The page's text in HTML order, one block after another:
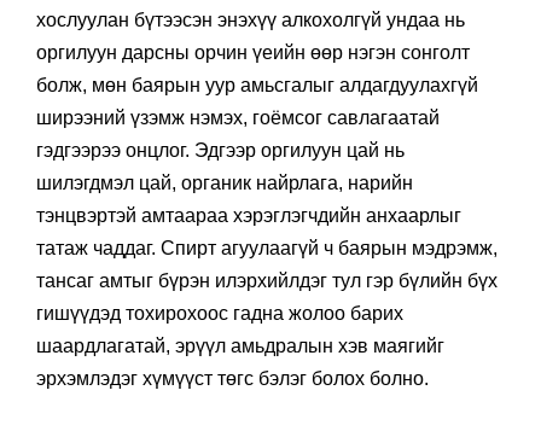
хослуулан бүтээсэн энэхүү алкохолгүй ундаа нь
оргилуун дарсны орчин үеийн өөр нэгэн сонголт
болж, мөн баярын уур амьсгалыг алдагдуулахгүй
ширээний үзэмж нэмэх, гоёмсог савлагаатай
гэдгээрээ онцлог. Эдгээр оргилуун цай нь
шилэгдмэл цай, органик найрлага, нарийн
тэнцвэртэй амтаараа хэрэглэгчдийн анхаарлыг
татаж чаддаг. Спирт агуулаагүй ч баярын мэдрэмж,
тансаг амтыг бүрэн илэрхийлдэг тул гэр бүлийн бүх
гишүүдэд тохирохоос гадна жолоо барих
шаардлагатай, эрүүл амьдралын хэв маягийг
эрхэмлэдэг хүмүүст төгс бэлэг болох болно.